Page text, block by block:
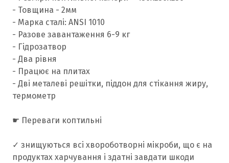
- Товщина - 2мм
- Марка сталі: ANSI 1010
- Разове завантаження 6-9 кг
- Гідрозатвор
- Два рівня
- Працює на плитах
- Дві металеві решітки, піддон для стікання жиру,
термометр
☛ Переваги коптильні
✓ знищуються всі хвороботворні мікроби, що є на
продуктах харчування і здатні завдати шкоди